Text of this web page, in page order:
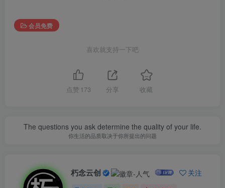
会员免费
喜欢就支持一下吧
点赞 173 分享 收藏
The questions you ask determine the quality of your life.
你生活的品质取决于你所提出的问题
朽念云创 关注